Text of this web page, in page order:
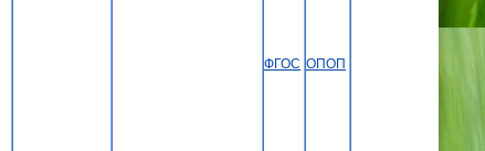
ФГОС ОПОП